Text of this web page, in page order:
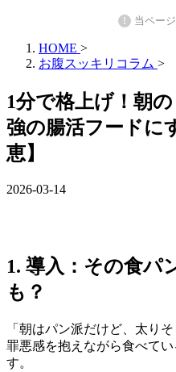
! 当ペー
HOME >
お腹スッキリコラム >
1分で格上げ！朝
強の腸活フードに
恵】
2026-03-14
1. 導入：その食パ
も？
「朝はパン派だけど、太り
罪悪感を抱えながら食べて
す。